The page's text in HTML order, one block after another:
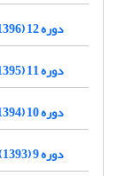
دوره 12 (1396)
دوره 11 (1395)
دوره 10 (1394)
دوره 9 (1393)